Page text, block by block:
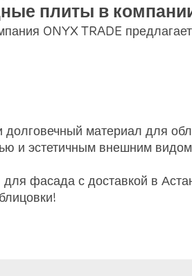
плиты в компании
ONYX TRADE
материал для
и эстетичным внешним
фасада с доставкой в